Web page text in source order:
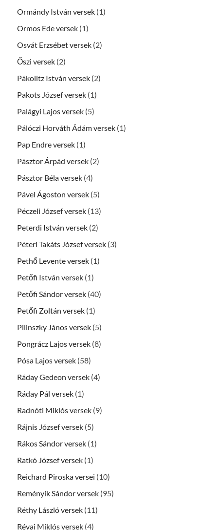
Ormándy István versek (1)
Ormos Ede versek (1)
Osvát Erzsébet versek (2)
Őszi versek (2)
Pákolitz István versek (2)
Pakots József versek (1)
Palágyi Lajos versek (5)
Pálóczi Horváth Ádám versek (1)
Pap Endre versek (1)
Pásztor Árpád versek (2)
Pásztor Béla versek (4)
Pável Ágoston versek (5)
Péczeli József versek (13)
Peterdi István versek (2)
Péteri Takáts József versek (3)
Pethő Levente versek (1)
Petőfi István versek (1)
Petőfi Sándor versek (40)
Petőfi Zoltán versek (1)
Pilinszky János versek (5)
Pongrácz Lajos versek (8)
Pósa Lajos versek (58)
Ráday Gedeon versek (4)
Ráday Pál versek (1)
Radnóti Miklós versek (9)
Rájnis József versek (5)
Rákos Sándor versek (1)
Ratkó József versek (1)
Reichard Piroska versei (10)
Reményik Sándor versek (95)
Réthy László versek (11)
Révai Miklós versek (4)